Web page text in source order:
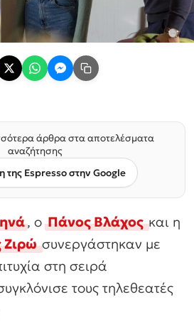
άρθρα στα αποτελέσματα
αναζήτησης
της Espresso στην Google
, οΠάνος Βλάχος και η
Ζιρώ συνεργάστηκαν με
στη σειρά
τους τηλεθεατές